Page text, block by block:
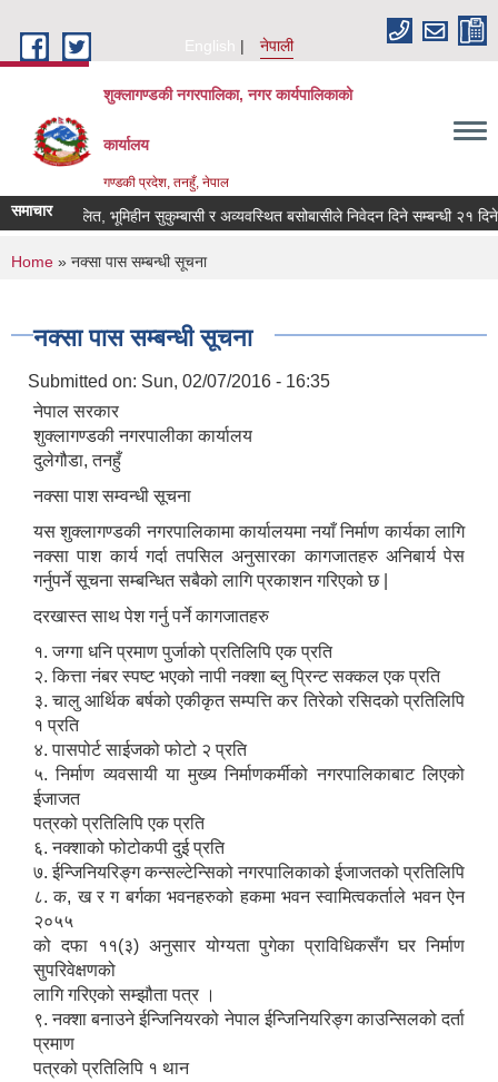
English
नेपाली
शुक्लागण्डकी नगरपालिका, नगर कार्यपालिकाको
कार्यालय
गण्डकी प्रदेश, तनहुँ, नेपाल
समाचार
भूमिहीन दलित, भूमिहीन सुकुम्बासी र अव्यवस्थित बसोबासीले निवेदन दिने सम्बन्धी २१ दिने
You are here
Home » नक्सा पास सम्बन्धी सूचना
नक्सा पास सम्बन्धी सूचना
Submitted on: Sun, 02/07/2016 - 16:35
नेपाल सरकार
शुक्लागण्डकी नगरपालीका कार्यालय
दुलेगौडा, तनहुँ
नक्सा पाश सम्वन्धी सूचना
यस शुक्लागण्डकी नगरपालिकामा कार्यालयमा नयाँ निर्माण कार्यका लागि
नक्सा पाश कार्य गर्दा तपसिल अनुसारका कागजातहरु अनिबार्य पेस
गर्नुपर्ने सूचना सम्बन्धित सबैको लागि प्रकाशन गरिएको छ |
दरखास्त साथ पेश गर्नु पर्ने कागजातहरु
१. जग्गा धनि प्रमाण पुर्जाको प्रतिलिपि एक प्रति
२. कित्ता नंबर स्पष्ट भएको नापी नक्शा ब्लु प्रिन्ट सक्कल एक प्रति
३. चालु आर्थिक बर्षको एकीकृत सम्पत्ति कर तिरेको रसिदको प्रतिलिपि
१ प्रति
४. पासपोर्ट साईजको फोटो २ प्रति
५. निर्माण व्यवसायी या मुख्य निर्माणकर्मीको नगरपालिकाबाट लिएको
ईजाजत
पत्रको प्रतिलिपि एक प्रति
६. नक्शाको फोटोकपी दुई प्रति
७. ईन्जिनियरिङ्ग कन्सल्टेन्सिको नगरपालिकाको ईजाजतको प्रतिलिपि
८. क, ख र ग बर्गका भवनहरुको हकमा भवन स्वामित्वकर्ताले भवन ऐन
२०५५
को दफा ११(३) अनुसार योग्यता पुगेका प्राविधिकसँग घर निर्माण
सुपरिवेक्षणको
लागि गरिएको सम्झौता पत्र ।
९. नक्शा बनाउने ईन्जिनियरको नेपाल ईन्जिनियरिङ्ग काउन्सिलको दर्ता
प्रमाण
पत्रको प्रतिलिपि १ थान